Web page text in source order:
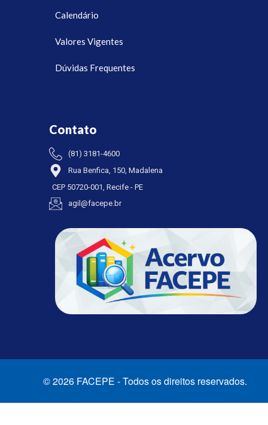
Calendário
Valores Vigentes
Dúvidas Frequentes
Contato
(81) 3181-4600
Rua Benfica, 150, Madalena
CEP 50720-001, Recife - PE
agil@facepe.br
© 2026 FACEPE - Todos os direitos reservados.